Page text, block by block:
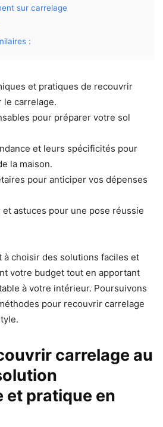
sur carrelage
:
et pratiques de recouvrir
le carrelage.
pour préparer votre sol
et leurs spécificités pour
la maison.
pour anticiper vos dépenses
astuces pour une pose réussie
à choisir des solutions faciles et
votre budget tout en apportant
à votre intérieur. Poursuivons
pour recouvrir carrelage
carrelage au
et pratique en